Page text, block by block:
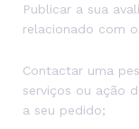
Publicar a sua
relacionado com
Contactar uma
serviços ou ação
a seu pedido;